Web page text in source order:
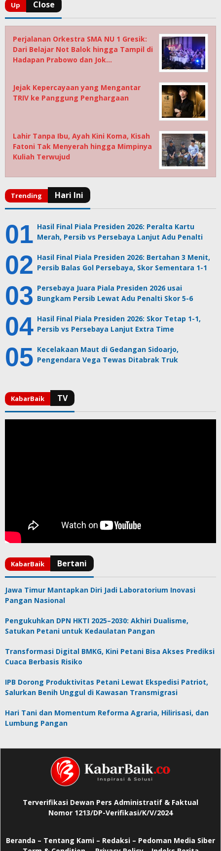
Perjalanan Orkestra SMA NU 1 Gresik:
Dari Belajar Not Balok hingga Tampil di
Hadapan Prabowo dan Jok…
Jejak Kepercayaan yang Mengantar
TRIV ke Panggung Penghargaan
Lahir Tanpa Ibu, Ayah Kini Koma, Kisah
Fatoni Tak Menyerah hingga Mimpinya
Kuliah Terwujud
Hasil Final Piala Presiden 2026: Peralta Kartu
Merah, Persib vs Persebaya Lanjut Adu Penalti
Hasil Final Piala Presiden 2026: Bertahan 3 Menit,
Persib Balas Gol Persebaya, Skor Sementara 1-1
Persebaya Juara Piala Presiden 2026 usai
Bungkam Persib Lewat Adu Penalti Skor 5-6
Hasil Final Piala Presiden 2026: Skor Tetap 1-1,
Persib vs Persebaya Lanjut Extra Time
Kecelakaan Maut di Gedangan Sidoarjo,
Pengendara Vega Tewas Ditabrak Truk
Jawa Timur Mantapkan Diri Jadi Laboratorium Inovasi
Pangan Nasional
Pengukuhkan DPN HKTI 2025–2030: Akhiri Dualisme,
Satukan Petani untuk Kedaulatan Pangan
Transformasi Digital BMKG, Kini Petani Bisa Akses Prediksi
Cuaca Berbasis Risiko
IPB Dorong Produktivitas Petani Lewat Ekspedisi Patriot,
Salurkan Benih Unggul di Kawasan Transmigrasi
Hari Tani dan Momentum Reforma Agraria, Hilirisasi, dan
Lumbung Pangan
Terverifikasi Dewan Pers Administratif & Faktual
Nomor 1213/DP-Verifikasi/K/V/2024
Beranda – Tentang Kami – Redaksi – Pedoman Media Siber